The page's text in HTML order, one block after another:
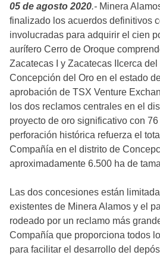
05 de agosto 2020.- Minera
finalizado los acuerdos definitivos
involucradas para adquirir el cien
aurífero Cerro de Oroque
Zacatecas I y Zacatecas IIcerca
Concepción del Oro en el estado
aprobación de TSX Venture
los dos reclamos centrales en el
proyecto de oro significativo con
perforación histórica refuerza el
Compañía en el distrito de
aproximadamente 6.500 ha de
Las dos concesiones están
existentes de Minera Alamos y el
rodeado por un reclamo más
Compañía que proporciona todos
para facilitar el desarrollo del